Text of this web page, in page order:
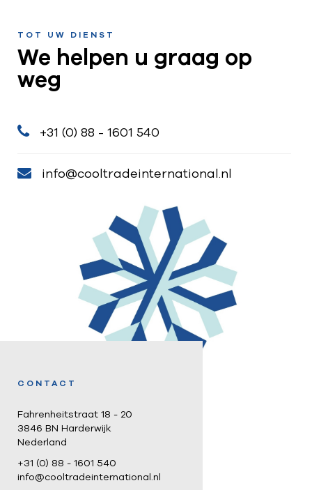
TOT UW DIENST
We helpen u graag op
weg
+31 (0) 88 - 1601 540
info@cooltradeinternational.nl
CONTACT
Fahrenheitstraat 18 - 20
3846 BN Harderwijk
Nederland
+31 (0) 88 - 1601 540
info@cooltradeinternational.nl